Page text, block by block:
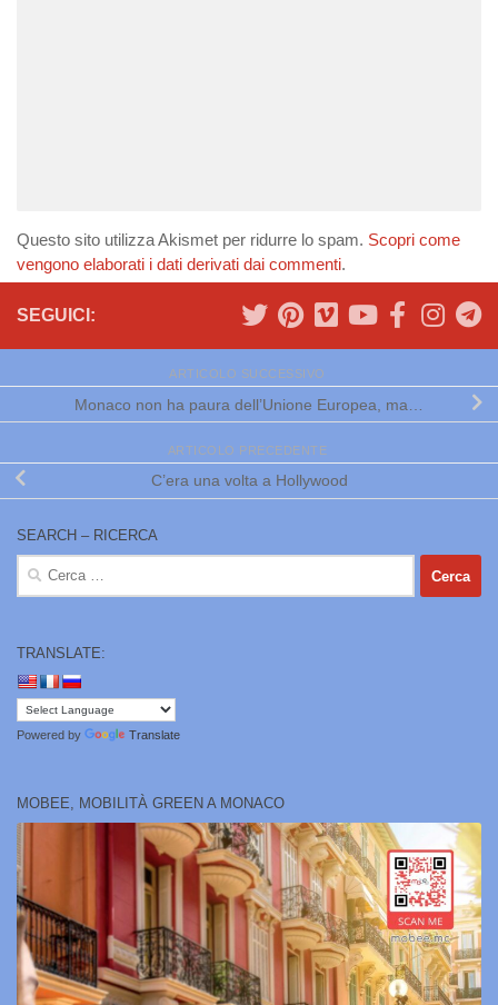
Questo sito utilizza Akismet per ridurre lo spam. Scopri come
vengono elaborati i dati derivati dai commenti.
SEGUICI:
ARTICOLO SUCCESSIVO
Monaco non ha paura dell’Unione Europea, ma…
ARTICOLO PRECEDENTE
C’era una volta a Hollywood
SEARCH – RICERCA
Ricerca
TRANSLATE:
Powered by Translate
MOBEE, MOBILITÀ GREEN A MONACO